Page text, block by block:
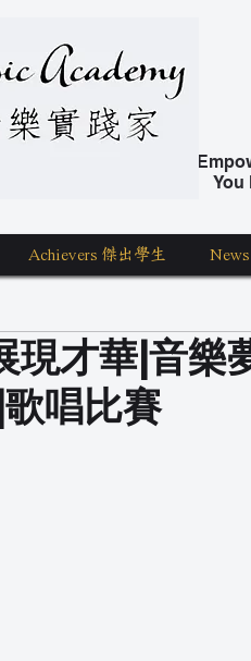
學唱歌
You
Achievers 傑出學生
現才華|音樂
唱比賽